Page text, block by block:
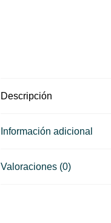
Descripción
Información adicional
Valoraciones (0)